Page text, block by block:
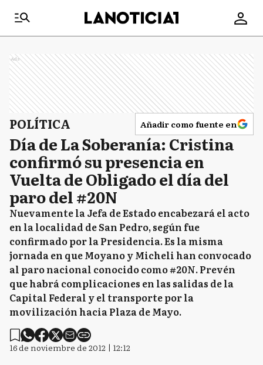
Ads
POLÍTICA Añadir como fuente en
Día de La Soberanía: Cristina
confirmó su presencia en
Vuelta de Obligado el día del
paro del #20N
Nuevamente la Jefa de Estado encabezará el acto
en la localidad de San Pedro, según fue
confirmado por la Presidencia. Es la misma
jornada en que Moyano y Micheli han convocado
al paro nacional conocido como #20N. Prevén
que habrá complicaciones en las salidas de la
Capital Federal y el transporte por la
movilización hacia Plaza de Mayo.
16 de noviembre de 2012 | 12:12